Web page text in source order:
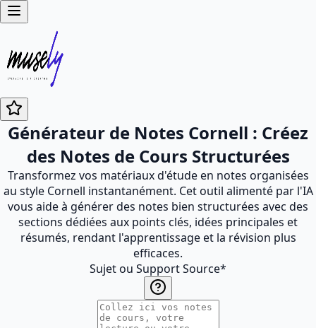
Générateur de Notes Cornell : Créez
des Notes de Cours Structurées
Transformez vos matériaux d'étude en notes organisées
au style Cornell instantanément. Cet outil alimenté par l'IA
vous aide à générer des notes bien structurées avec des
sections dédiées aux points clés, idées principales et
résumés, rendant l'apprentissage et la révision plus
efficaces.
Sujet ou Support Source*